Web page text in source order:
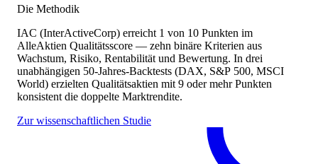
Die Methodik
IAC (InterActiveCorp) erreicht 1 von 10 Punkten im
AlleAktien Qualitätsscore — zehn binäre Kriterien aus
Wachstum, Risiko, Rentabilität und Bewertung. In drei
unabhängigen 50-Jahres-Backtests (DAX, S&P 500, MSCI
World) erzielten Qualitätsaktien mit 9 oder mehr Punkten
konsistent die doppelte Marktrendite.
Zur wissenschaftlichen Studie